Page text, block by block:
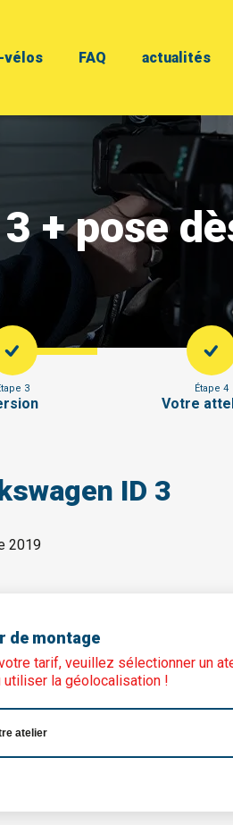
vélos FAQ actualités
+ pose
3 Étape 4
Votre
ID 3
2019
de montage
tarif, veuillez sélectionner un
la géolocalisation !